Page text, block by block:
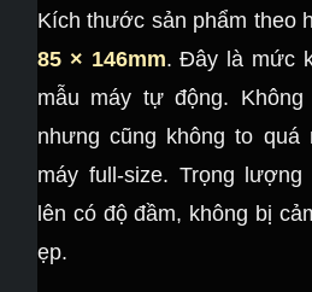
Kích thước sản phẩm theo
85 × 146mm. Đây là mức
mẫu máy tự động.
nhưng cũng không to quá
máy full-size. Trọng
lên có độ đầm, không bị
ẹp.